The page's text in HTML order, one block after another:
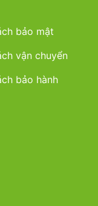
bảo mật
vận chuyển
bảo hành